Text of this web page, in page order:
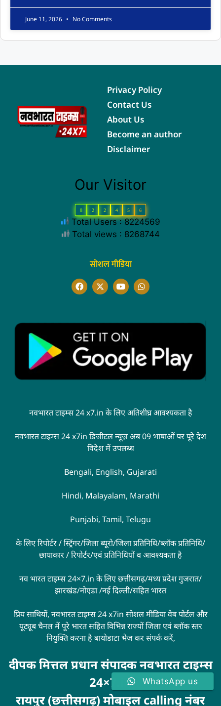
June 11, 2026 No Comments
Privacy Policy
Contact Us
About Us
Become an author
Disclaimer
Our Visitor
8 2 2 4 5 6
Total Users : 8224569
Total views : 8268744
सोशल मीडिया
नवभारत टाइम्स 24 x7.in के लिए अतिशीघ्र आवश्यकता है
नवभारत टाइम्स 24 x7in डिजीटल न्यूज़ अब 09 भाषाओं पर पूरे देश
विदेश में उपलब्ध
Bengali, English, Gujarati
Hindi, Malayalam, Marathi
Punjabi, Tamil, Telugu
के लिए रिपोर्टर / स्ट्रिंगर/जिला ब्यूरो/जिला प्रतिनिधि/ब्लॉक प्रतिनिधि/
छायाकार / रिपोर्टर/एवं प्रतिनिधियों व आवश्यकता है
नव भारत टाइम्स 24×7.in के लिए छत्तीसगढ़/मध्य प्रदेश गुजरात/
झारखंड/नोएडा /नई दिल्ली/सहित भारत
प्रिय साथियों, नवभारत टाइम्स 24 x7in सोशल मीडिया वेब पोर्टल और
यूट्यूब चैनल में पूरे भारत सहित विभिन्न राज्यों जिला एवं ब्लॉक स्तर
नियुक्ति करना है बायोडाटा भेज कर संपर्क करें,
दीपक मित्तल प्रधान संपादक नवभारत टाइम्स
24×7.in
रायपुर (छत्तीसगढ़) मोबाइल calling नंबर
WhatsApp us